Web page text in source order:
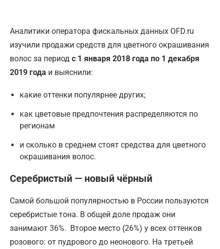
Аналитики оператора фискальных данных OFD.ru
изучили продажи средств для цветного окрашивания
волос за период с 1 января 2018 года по 1 декабря
2019 года и выяснили:
какие оттенки популярнее других;
как цветовые предпочтения распределяются по
регионам
и сколько в среднем стоят средства для цветного
окрашивания волос.
Серебристый — новый чёрный
Самой большой популярностью в России пользуются
серебристые тона. В общей доле продаж они
занимают 36%. Второе место (26%) у всех оттенков
розового: от пудрового до неонового. На третьей